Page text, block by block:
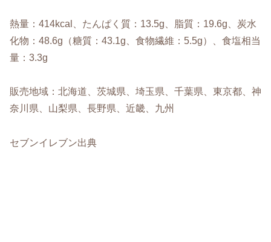
熱量：414kcal、たんぱく質：13.5g、脂質：19.6g、炭水
化物：48.6g（糖質：43.1g、食物繊維：5.5g）、食塩相当
量：3.3g
販売地域：北海道、茨城県、埼玉県、千葉県、東京都、神
奈川県、山梨県、長野県、近畿、九州
セブンイレブン出典